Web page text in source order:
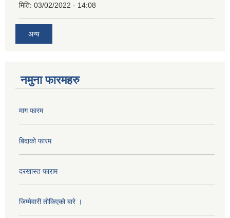
मिति: 03/02/2022 - 14:08
अन्य
नमुना फारमहरु
माग फारम
बिदाको फारम
दरखास्त फाराम
जिम्मेवारी तोकिएको बारे ।